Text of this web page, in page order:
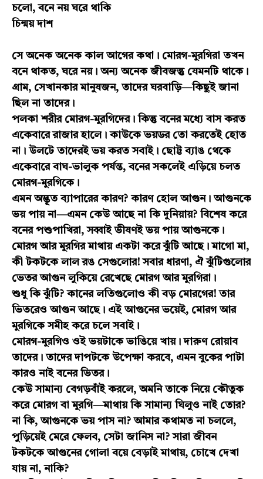
চলো, বনে নয় ঘরে থাকি
চিন্ময় দাশ
সে অনেক অনেক কাল আগের কথা। মোরগ-মুরগিরা তখন
বনে থাকত, ঘরে নয়। অন্য অনেক জীবজন্তু যেমনটি থাকে।
গ্রাম, সেখানকার মানুষজন, তাদের ঘরবাড়ি—কিছুই জানা
ছিল না তাদের।
পলকা শরীর মোরগ-মুরগিদের। কিন্তু বনের মধ্যে বাস করত
একেবারে রাজার হালে। কাউকে ভয়ডর তো করতেই হোত
না। উলটে তাদেরই ভয় করত সবাই। ছোট্ট ব্যাঙ থেকে
একেবারে বাঘ-ভালুক পর্যন্ত, বনের সকলেই এড়িয়ে চলত
মোরগ-মুরগিকে।
এমন অদ্ভূত ব্যাপারের কারণ? কারণ হোল আগুন। আগুনকে
ভয় পায় না—এমন কেউ আছে না কি দুনিয়ায়? বিশেষ করে
বনের পশুপাখিরা, সব্বাই ভীষণই ভয় পায় আগুনকে।
মোরগ আর মুরগির মাথায় একটা করে ঝুঁটি আছে। মাগো মা,
কী টকটকে লাল রঙ সেগুলোর! সবার ধারণা, ঐ ঝুঁটিগুলোর
ভেতর আগুন লুকিয়ে রেখেছে মোরগ আর মুরগিরা।
শুধু কি ঝুঁটি? কানের লতিগুলোও কী বড় মোরগের! তার
ভিতরেও আগুন আছে। এই আগুনের ভয়েই, মোরগ আর
মুরগিকে সমীহ করে চলে সবাই।
মোরগ-মুরগিও ওই ভয়টাকে ভাঙিয়ে খায়। দারুণ রোয়াব
তাদের। তাদের দাপটকে উপেক্ষা করবে, এমন বুকের পাটা
কারও নাই বনের ভিতর।
কেউ সামান্য বেগড়বাঁই করলে, অমনি তাকে নিয়ে কৌতুক
করে মোরগ বা মুরগি—মাথায় কি সামান্য ঘিলুও নাই তোর?
না কি, আগুনকে ভয় পাস না? আমার কথামত না চললে,
পুড়িয়েই মেরে ফেলব, সেটা জানিস না? সারা জীবন
টকটকে আগুনের গোলা বয়ে বেড়াই মাথায়, চোখে দেখা
যায় না, নাকি?